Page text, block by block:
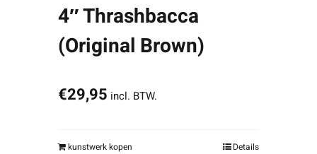
4″ Thrashbacca
(Original Brown)
€29,95 incl. BTW.
kunstwerk kopen Details